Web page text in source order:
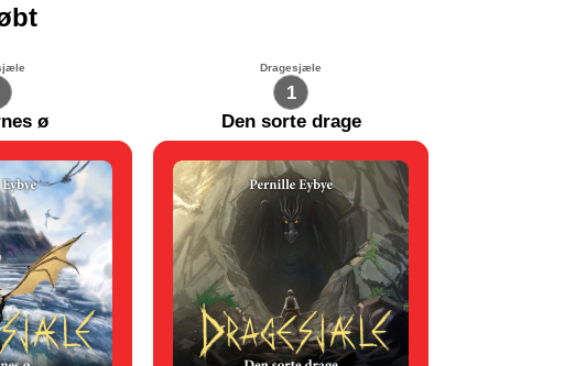
ø
1
Dragesjæle
Den sorte drage